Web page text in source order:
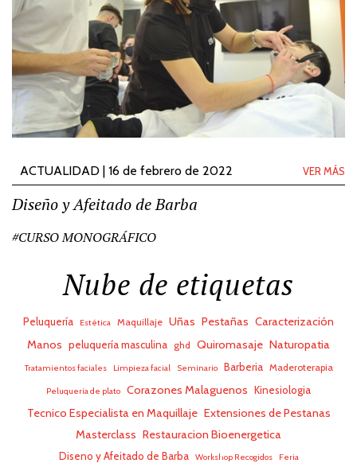
ACTUALIDAD | 16 de febrero de 2022 VER MÁS
Diseño y Afeitado de Barba
#CURSO MONOGRÁFICO
Nube de etiquetas
Peluquería Estética Maquillaje Uñas Pestañas Caracterización
Manos peluquería masculina ghd Quiromasaje Naturopatia
Tratamientos faciales Limpieza facial Seminario Barberia Maderoterapia
Peluqueria de plato Corazones Malaguenos Kinesiologia
Tecnico Especialista en Maquillaje Extensiones de Pestanas
Masterclass Restauracion Bioenergetica
Diseno y Afeitado de Barba Workshop Recogidos Feria